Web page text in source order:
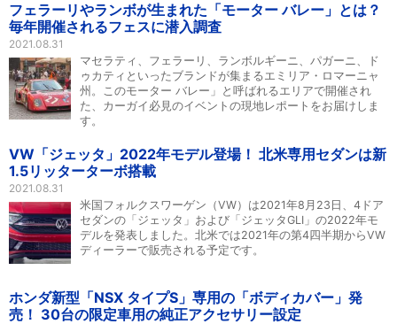
フェラーリやランボが生まれた「モーター バレー」とは？
毎年開催されるフェスに潜入調査
2021.08.31
マセラティ、フェラーリ、ランボルギーニ、パガーニ、ド
ゥカティといったブランドが集まるエミリア・ロマーニャ
州。このモーター バレー」と呼ばれるエリアで開催され
た、カーガイ必見のイベントの現地レポートをお届けしま
す。
VW「ジェッタ」2022年モデル登場！ 北米専用セダンは新
1.5リッターターボ搭載
2021.08.31
米国フォルクスワーゲン（VW）は2021年8月23日、4ドア
セダンの「ジェッタ」および「ジェッタGLI」の2022年モ
デルを発表しました。北米では2021年の第4四半期からVW
ディーラーで販売される予定です。
ホンダ新型「NSX タイプS」専用の「ボディカバー」発
売！ 30台の限定車用の純正アクセサリー設定